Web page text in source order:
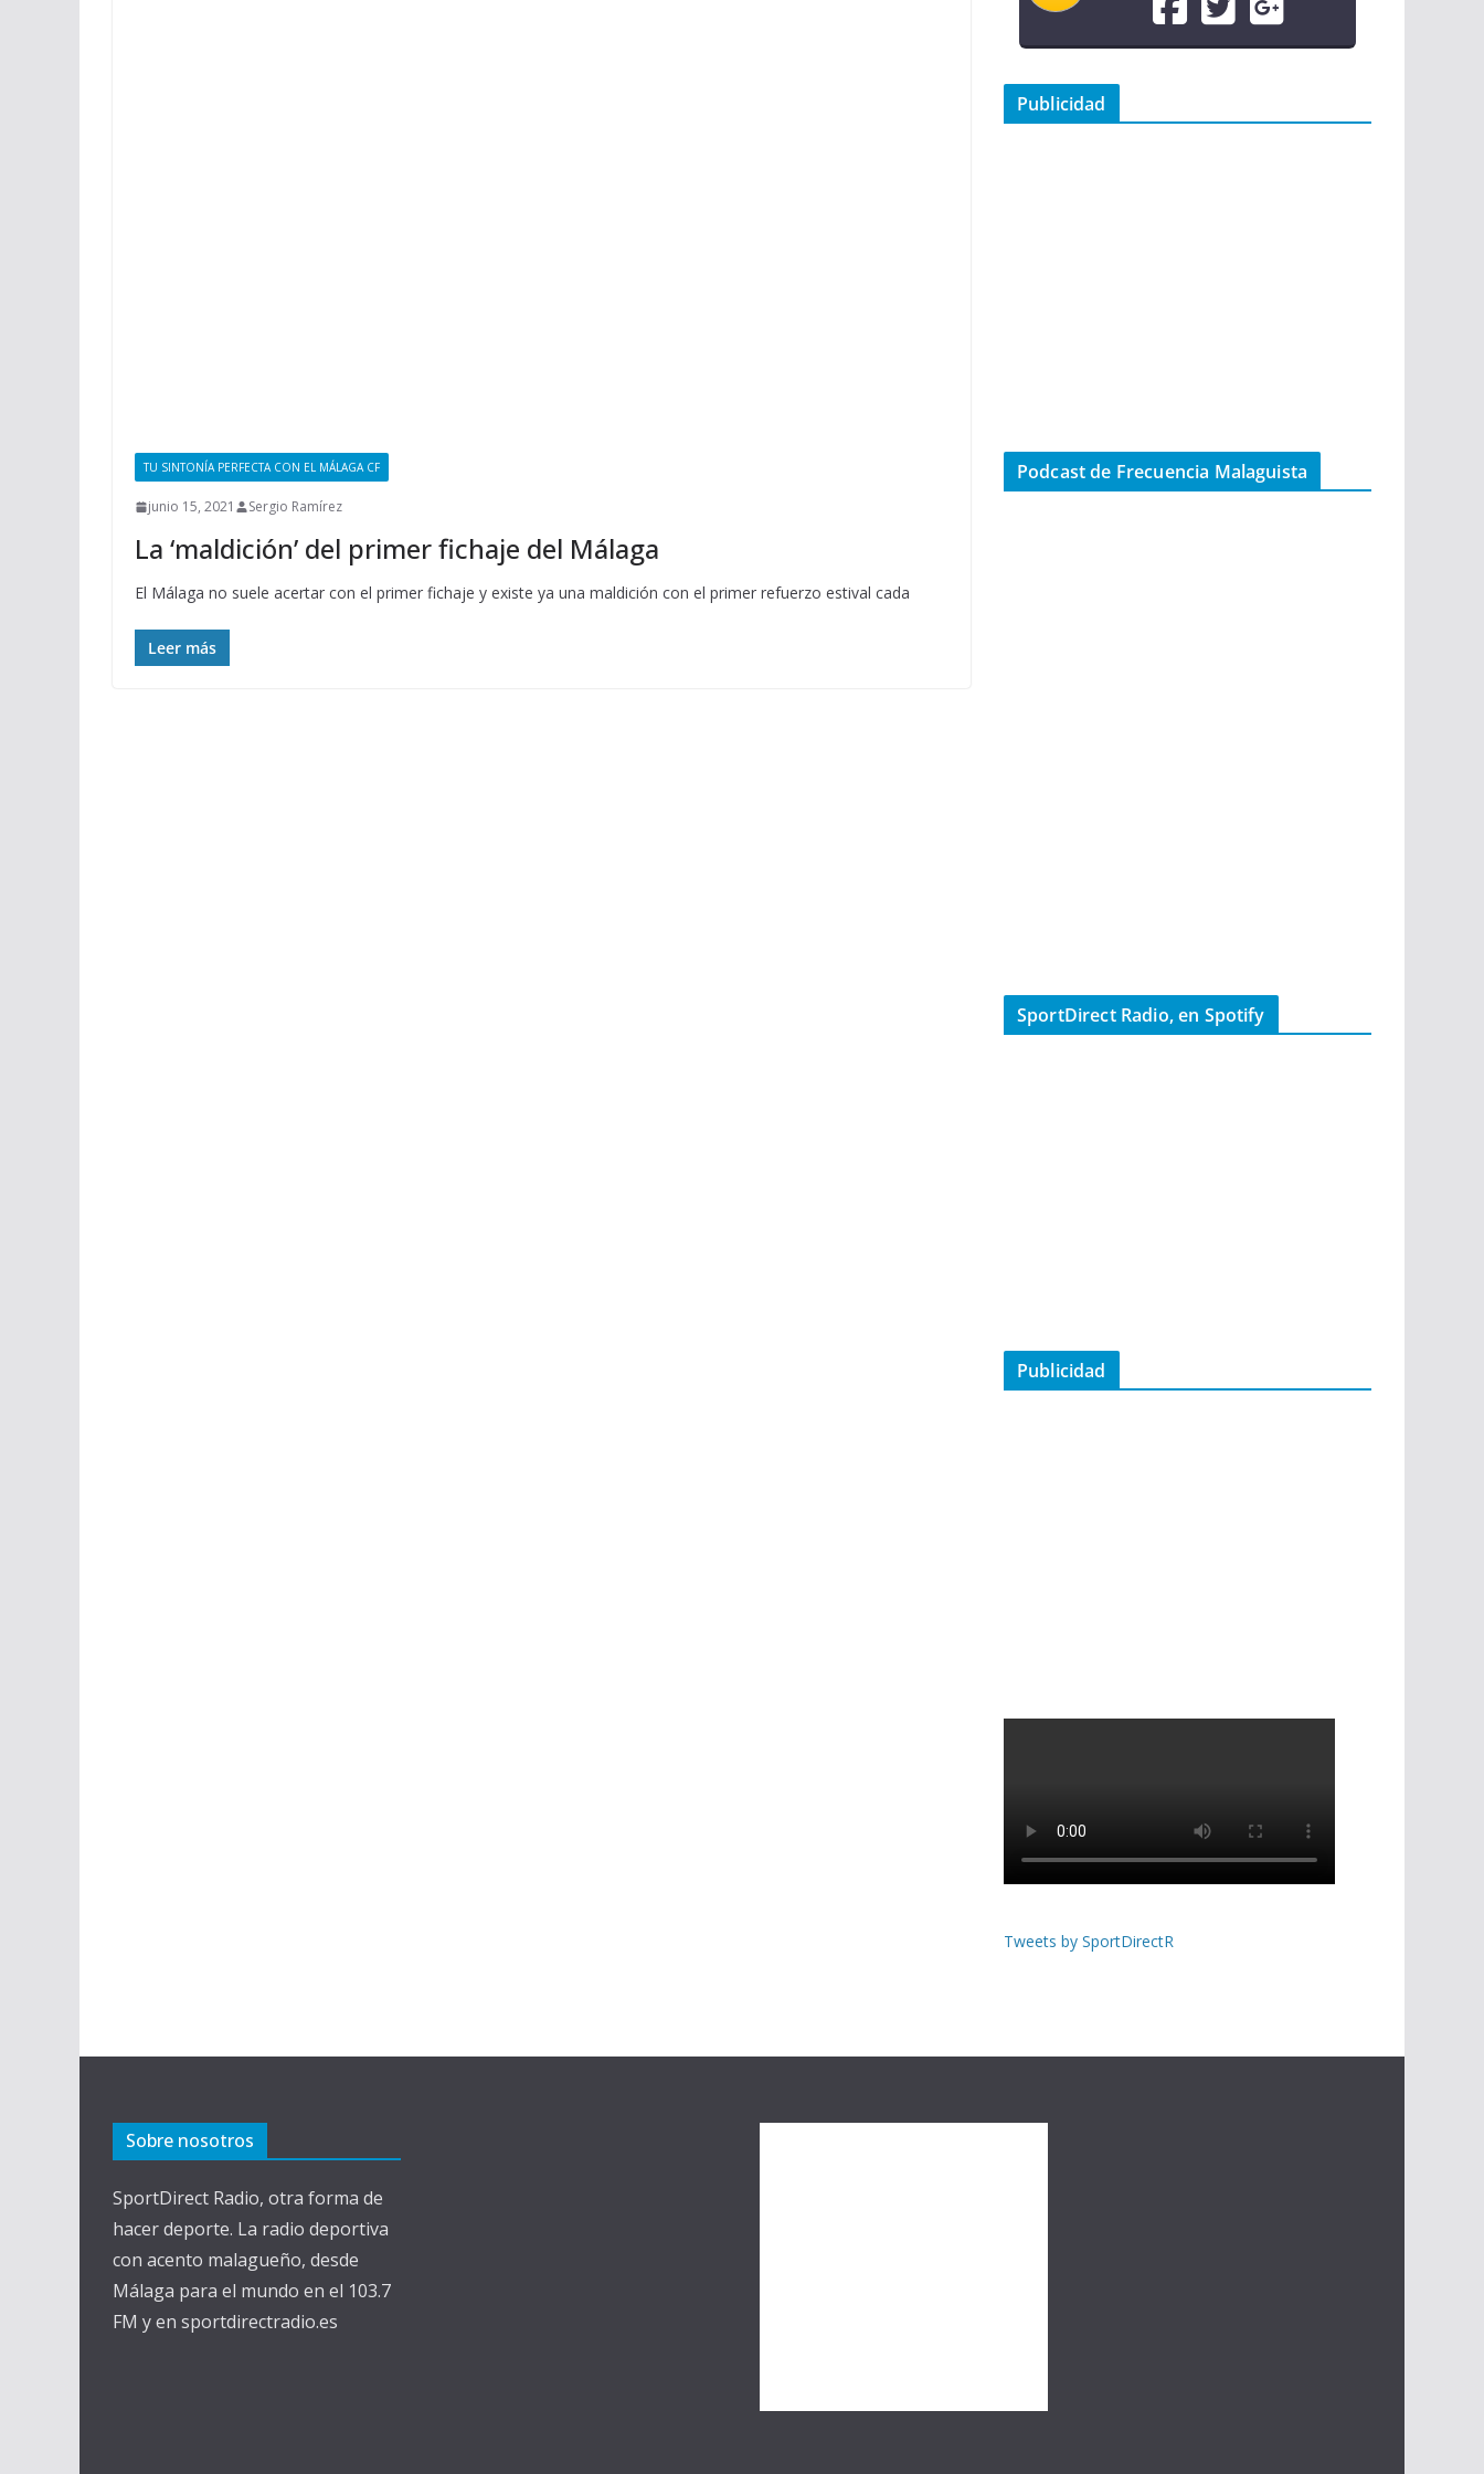
TU SINTONÍA PERFECTA CON EL MÁLAGA CF
junio 15, 2021 Sergio Ramírez
La ‘maldición’ del primer fichaje del Málaga
El Málaga no suele acertar con el primer fichaje y existe ya una maldición con el primer refuerzo estival cada
Leer más
Publicidad
Podcast de Frecuencia Malaguista
SportDirect Radio, en Spotify
Publicidad
Tweets by SportDirectR
Sobre nosotros
SportDirect Radio, otra forma de
hacer deporte. La radio deportiva
con acento malagueño, desde
Málaga para el mundo en el 103.7
FM y en sportdirectradio.es